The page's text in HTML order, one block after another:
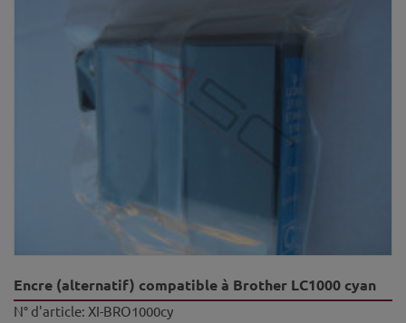
Encre (alternatif) compatible à Brother LC1000 cyan
N° d'article: XI-BRO1000cy